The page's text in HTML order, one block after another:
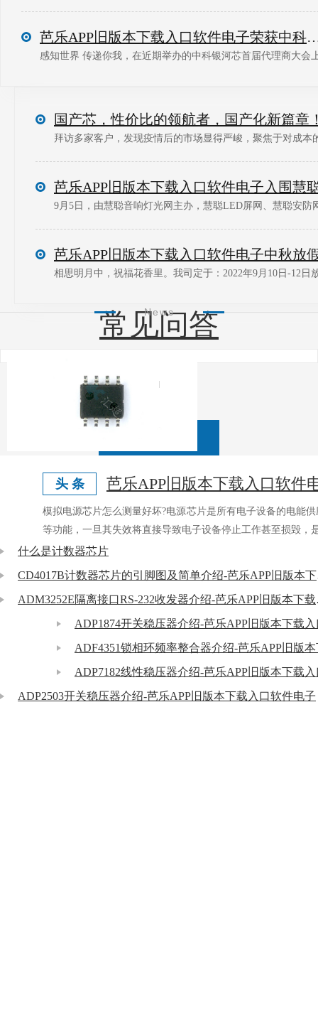
芭乐APP旧版本下载入口软件电子荣
国产芯，性价比的领航者，国产化新篇章
拜访多家客户，发现疫情后的市场显得严峻，聚焦于对成本
9月5日，由慧聪音响灯光网主办，慧聪LED屏网、慧聪安防
相思明月中，祝福花香里。我司定于：2022年9月10日-12日
常见问答
News
头 条 芭乐APP旧版本下载入口软件
模拟电源芯片怎么测量好坏?电源芯片是所有电子设备的电
等功能，一旦其失效将直接导致电子设备停止工作甚至损毁，
什么是计数器芯片
ADP1874开关稳压器介绍-芭乐APP旧版本下载
ADP7182线性稳压器介绍-芭乐APP旧版本下载
ADP2503开关稳压器介绍-芭乐APP旧版本下载入口软件电子